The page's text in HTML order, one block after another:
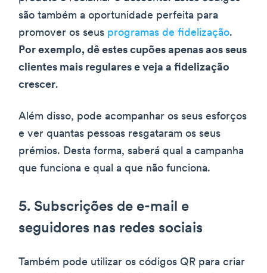
são também a oportunidade perfeita para
promover os seus programas de fidelização.
Por exemplo, dê estes cupões apenas aos seus
clientes mais regulares e veja a fidelização
crescer.
Além disso, pode acompanhar os seus esforços
e ver quantas pessoas resgataram os seus
prémios. Desta forma, saberá qual a campanha
que funciona e qual a que não funciona.
5. Subscrições de e-mail e
seguidores nas redes sociais
Também pode utilizar os códigos QR para criar